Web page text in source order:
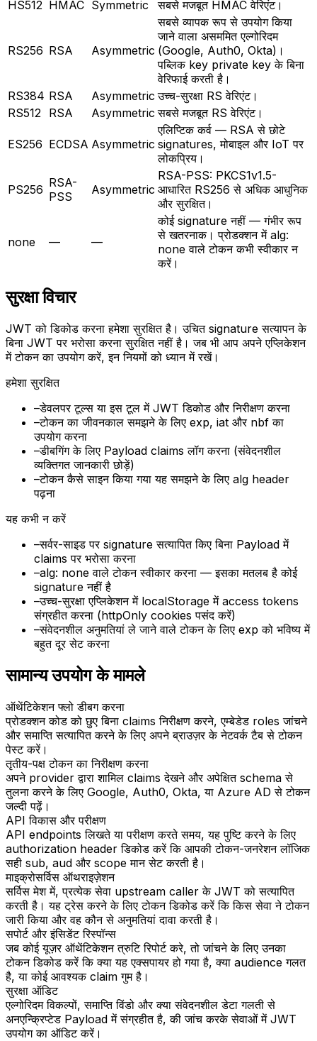
HS512 HMAC Symmetric सबसे मजबूत HMAC वेरिएंट।
RS256 RSA Asymmetric
सबसे व्यापक रूप से उपयोग किया
जाने वाला असममित एल्गोरिदम
(Google, Auth0, Okta)।
पब्लिक key private key के बिना
वेरिफाई करती है।
RS384 RSA Asymmetric उच्च-सुरक्षा RS वेरिएंट।
RS512
RSA Asymmetric सबसे मजबूत RS वेरिएंट।
ES256 ECDSA Asymmetric
एलिप्टिक कर्व — RSA से छोटे
signatures, मोबाइल और IoT पर
लोकप्रिय।
PS256 RSA-
PSS
Asymmetric
RSA-PSS: PKCS1v1.5-
आधारित RS256 से अधिक आधुनिक
और सुरक्षित।
none — —
कोई signature नहीं — गंभीर रूप
से खतरनाक। प्रोडक्शन में alg:
none वाले टोकन कभी स्वीकार न
करें।
सुरक्षा विचार
JWT को डिकोड करना हमेशा सुरक्षित है। उचित signature सत्यापन के
बिना JWT पर भरोसा करना सुरक्षित नहीं है। जब भी आप अपने एप्लिकेशन
में टोकन का उपयोग करें, इन नियमों को ध्यान में रखें।
हमेशा सुरक्षित
–डेवलपर टूल्स या इस टूल में JWT डिकोड और निरीक्षण करना
–टोकन का जीवनकाल समझने के लिए exp, iat और nbf का
उपयोग करना
–डीबगिंग के लिए Payload claims लॉग करना (संवेदनशील
व्यक्तिगत जानकारी छोड़ें)
–टोकन कैसे साइन किया गया यह समझने के लिए alg header
पढ़ना
यह कभी न करें
–सर्वर-साइड पर signature सत्यापित किए बिना Payload में
claims पर भरोसा करना
–alg: none वाले टोकन स्वीकार करना — इसका मतलब है कोई
signature नहीं है
–उच्च-सुरक्षा एप्लिकेशन में localStorage में access tokens
संग्रहीत करना (httpOnly cookies पसंद करें)
–संवेदनशील अनुमतियां ले जाने वाले टोकन के लिए exp को भविष्य में
बहुत दूर सेट करना
सामान्य उपयोग के मामले
ऑथेंटिकेशन फ्लो डीबग करना
प्रोडक्शन कोड को छुए बिना claims निरीक्षण करने, एम्बेडेड roles जांचने
और समाप्ति सत्यापित करने के लिए अपने ब्राउज़र के नेटवर्क टैब से टोकन
पेस्ट करें।
तृतीय-पक्ष टोकन का निरीक्षण करना
अपने provider द्वारा शामिल claims देखने और अपेक्षित schema से
तुलना करने के लिए Google, Auth0, Okta, या Azure AD से टोकन
जल्दी पढ़ें।
API विकास और परीक्षण
API endpoints लिखते या परीक्षण करते समय, यह पुष्टि करने के लिए
authorization header डिकोड करें कि आपकी टोकन-जनरेशन लॉजिक
सही sub, aud और scope मान सेट करती है।
माइक्रोसर्विस ऑथराइज़ेशन
सर्विस मेश में, प्रत्येक सेवा upstream caller के JWT को सत्यापित
करती है। यह ट्रेस करने के लिए टोकन डिकोड करें कि किस सेवा ने टोकन
जारी किया और वह कौन से अनुमतियां दावा करती है।
सपोर्ट और इंसिडेंट रिस्पॉन्स
जब कोई यूज़र ऑथेंटिकेशन त्रुटि रिपोर्ट करे, तो जांचने के लिए उनका
टोकन डिकोड करें कि क्या यह एक्सपायर हो गया है, क्या audience गलत
है, या कोई आवश्यक claim गुम है।
सुरक्षा ऑडिट
एल्गोरिदम विकल्पों, समाप्ति विंडो और क्या संवेदनशील डेटा गलती से
अनएन्क्रिप्टेड Payload में संग्रहीत है, की जांच करके सेवाओं में JWT
उपयोग का ऑडिट करें।